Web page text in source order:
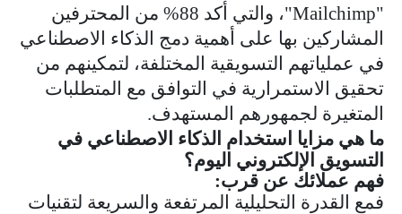
"
Mailchimp
"، والتي أكد 88% من المحترفين
المشاركين بها على أهمية دمج الذكاء الاصطناعي
في عملياتهم التسويقية المختلفة، لتمكينهم من
تحقيق الاستمرارية في التوافق مع المتطلبات
المتغيرة لجمهورهم المستهدف.
ما هي مزايا استخدام الذكاء الاصطناعي في
التسويق الإلكتروني اليوم؟
فهم عملائك عن قرب:
فمع القدرة التحليلية المرتفعة والسريعة لتقنيات